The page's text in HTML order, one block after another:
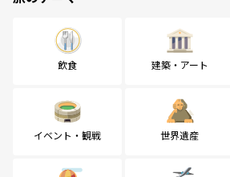
飲食 建築・アート
イベント・観戦 世界遺産